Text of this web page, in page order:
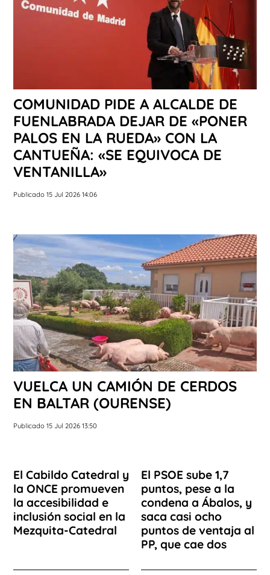
COMUNIDAD PIDE A ALCALDE DE
FUENLABRADA DEJAR DE «PONER
PALOS EN LA RUEDA» CON LA
CANTUEÑA: «SE EQUIVOCA DE
VENTANILLA»
Publicado 15 Jul 2026 14:06
VUELCA UN CAMIÓN DE CERDOS
EN BALTAR (OURENSE)
Publicado 15 Jul 2026 13:50
El Cabildo Catedral y
la ONCE promueven
la accesibilidad e
inclusión social en la
Mezquita-Catedral
El PSOE sube 1,7
puntos, pese a la
condena a Ábalos, y
saca casi ocho
puntos de ventaja al
PP, que cae dos